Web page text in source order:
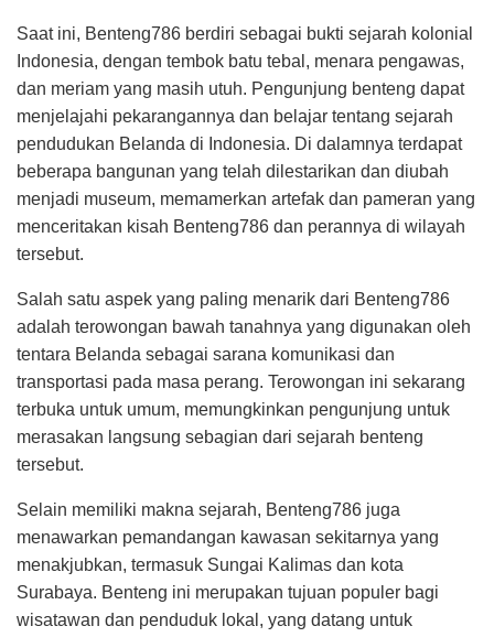
Saat ini, Benteng786 berdiri sebagai bukti sejarah kolonial
Indonesia, dengan tembok batu tebal, menara pengawas,
dan meriam yang masih utuh. Pengunjung benteng dapat
menjelajahi pekarangannya dan belajar tentang sejarah
pendudukan Belanda di Indonesia. Di dalamnya terdapat
beberapa bangunan yang telah dilestarikan dan diubah
menjadi museum, memamerkan artefak dan pameran yang
menceritakan kisah Benteng786 dan perannya di wilayah
tersebut.
Salah satu aspek yang paling menarik dari Benteng786
adalah terowongan bawah tanahnya yang digunakan oleh
tentara Belanda sebagai sarana komunikasi dan
transportasi pada masa perang. Terowongan ini sekarang
terbuka untuk umum, memungkinkan pengunjung untuk
merasakan langsung sebagian dari sejarah benteng
tersebut.
Selain memiliki makna sejarah, Benteng786 juga
menawarkan pemandangan kawasan sekitarnya yang
menakjubkan, termasuk Sungai Kalimas dan kota
Surabaya. Benteng ini merupakan tujuan populer bagi
wisatawan dan penduduk lokal, yang datang untuk